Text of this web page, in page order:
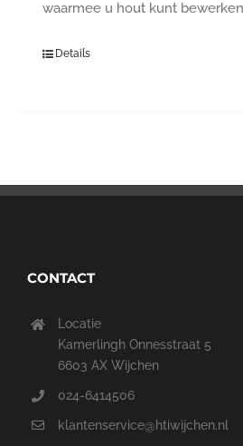
waarmee u hout kunt
Details
CONTACT
Locatie
Kamerlingh Onnesstraat 5
6603 AX Wijchen
024-6414506
klantenservice@htiwijchen.nl